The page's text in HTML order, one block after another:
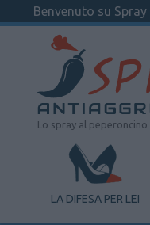
Benvenuto su
Lo spray al
LA DIFESA PER LEI